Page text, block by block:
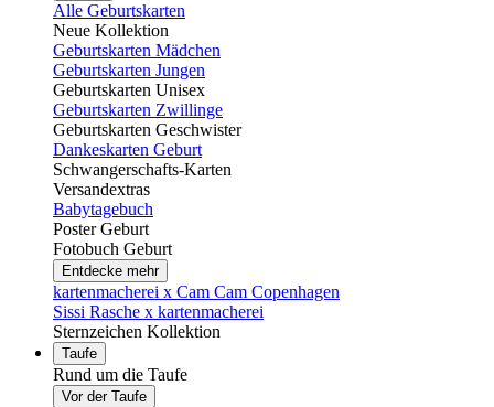
Alle Geburtskarten
Neue Kollektion
Geburtskarten Mädchen
Geburtskarten Jungen
Geburtskarten Unisex
Geburtskarten Zwillinge
Geburtskarten Geschwister
Dankeskarten Geburt
Schwangerschafts-Karten
Versandextras
Babytagebuch
Poster Geburt
Fotobuch Geburt
Entdecke mehr
kartenmacherei x Cam Cam Copenhagen
Sissi Rasche x kartenmacherei
Sternzeichen Kollektion
Taufe
Rund um die Taufe
Vor der Taufe